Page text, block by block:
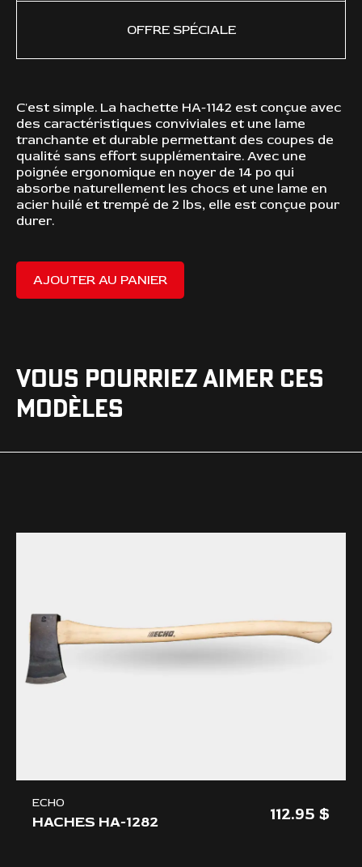
OFFRE SPÉCIALE
C'est simple. La hachette HA-1142 est conçue avec
des caractéristiques conviviales et une lame
tranchante et durable permettant des coupes de
qualité sans effort supplémentaire. Avec une
poignée ergonomique en noyer de 14 po qui
absorbe naturellement les chocs et une lame en
acier huilé et trempé de 2 lbs, elle est conçue pour
durer.
AJOUTER AU PANIER
VOUS POURRIEZ AIMER CES
MODÈLES
ECHO
HACHES HA-1282 112.95